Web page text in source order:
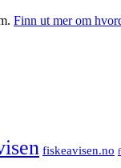
Finn ut mer om
fiskeavisen.no